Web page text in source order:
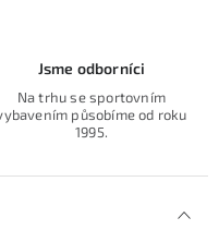
Jsme odborníci
Na trhu se sportovním
působíme od roku
1995.